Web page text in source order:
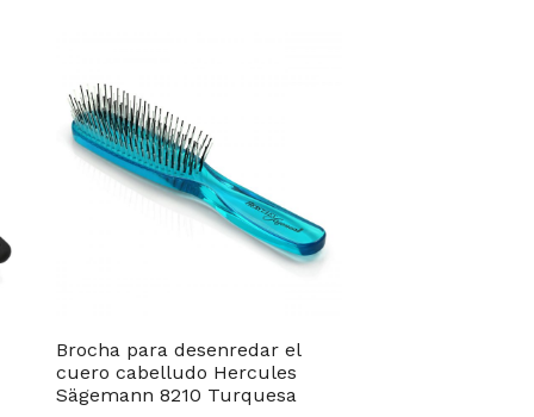
Brocha para desenredar el
cuero cabelludo Hercules
Sägemann 8210 Turquesa